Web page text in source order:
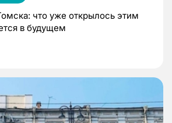
что уже открылось этим
в будущем